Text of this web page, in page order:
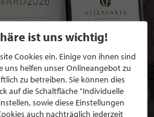
ist uns wichtig!
Cookies ein. Einige von ihnen sind
uns helfen unser Onlineangebot zu
zu betreiben. Sie können dies
auf die Schaltfläche "Individuelle
sowie diese Einstellungen
auch nachträglich jederzeit